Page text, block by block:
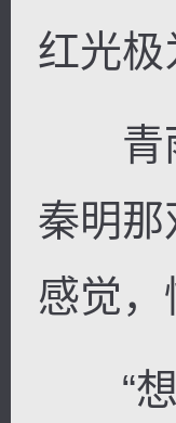
红光极
青雨
秦明
感觉
“想